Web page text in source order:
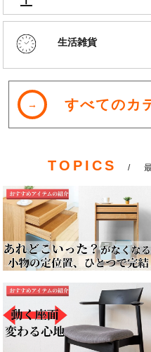
生活雑貨
すべてのカ
TOPICS / 最